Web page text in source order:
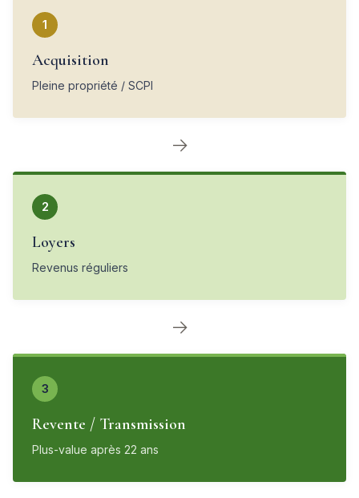
1
Acquisition
Pleine propriété / SCPI
→
2
Loyers
Revenus réguliers
→
3
Revente / Transmission
Plus-value après 22 ans